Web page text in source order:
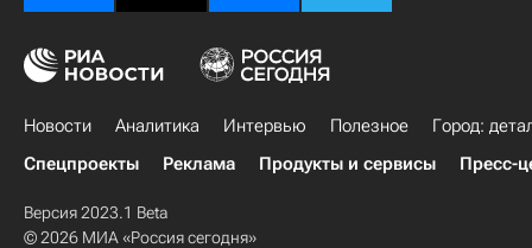
Новости Аналитика Интервью Полезное
Город:
Спецпроекты
Реклама Продукты и сервисы Пресс-
Версия 2023.1 Beta
© 2026 МИА «Россия сегодня»